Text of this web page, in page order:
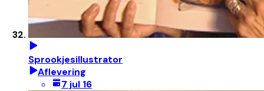
Sprookjesillustrator
Aflevering
7 jul 16